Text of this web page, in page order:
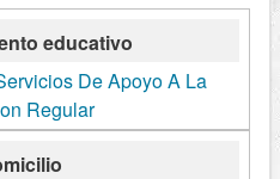
educativo
De Apoyo A La
Regular